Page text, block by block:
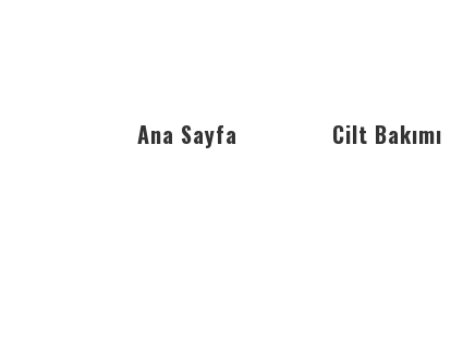
Ana Sayfa Cilt Bakımı